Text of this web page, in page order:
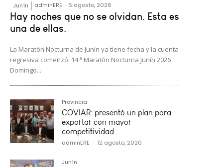
Junín adminERE - 6 agosto, 2026
Hay noches que no se olvidan. Esta es
una de ellas.
La Maratón Nocturna de Junín ya tiene fecha y la cuenta
regresiva comenzó. 14.ª Maratón Nocturna Junín 2026
Domingo...
Provincia
COVIAR: presentó un plan para
exportar con mayor
competitividad
adminERE - 12 agosto, 2020
Junín